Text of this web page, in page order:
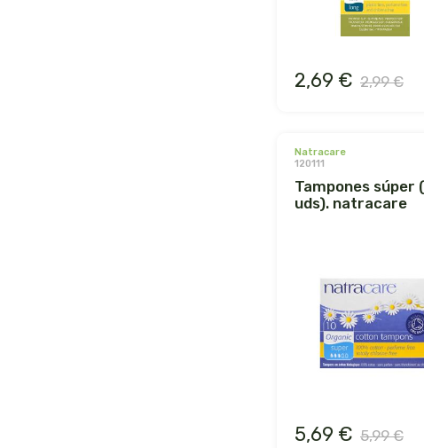
2,69 € 2,99 €
natracare
120111
tampones súper (16
uds). natracare
5,69 € 5,99 €